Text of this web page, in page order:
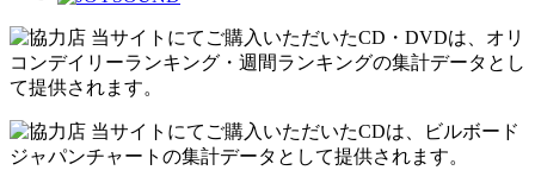
当サイトにてご購入いただいたCD・DVDは、オリ
コンデイリーランキング・週間ランキングの集計データとし
て提供されます。
当サイトにてご購入いただいたCDは、ビルボード
ジャパンチャートの集計データとして提供されます。